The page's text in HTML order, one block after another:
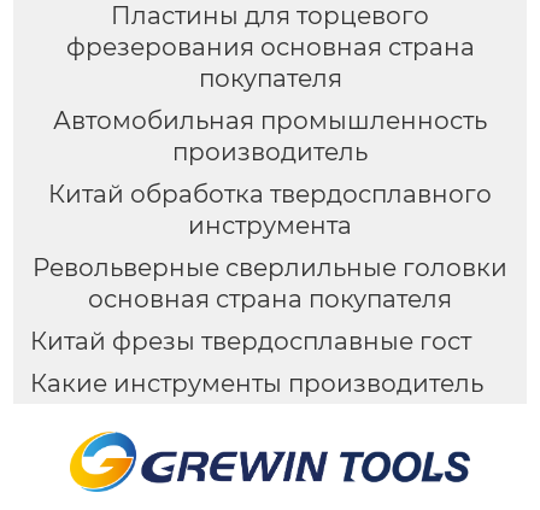
Пластины для торцевого
фрезерования основная страна
покупателя
Автомобильная промышленность
производитель
Китай обработка твердосплавного
инструмента
Револьверные сверлильные головки
основная страна покупателя
Китай фрезы твердосплавные гост
Какие инструменты производитель